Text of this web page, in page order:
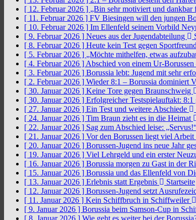
[ 12. Februar 2026 ] „Bin sehr motiviert und dankbar
[ 11. Februar 2026 ] FV Biesingen will den jungen
[ 10. Februar 2026 ] Im Ellenfeld seinem Vorbild
[ 9. Februar 2026 ] Neues aus der Jugendabteilung
[ 8. Februar 2026 ] Heute kein Test gegen
[ 5. Februar 2026 ] „Möchte mithelfen, etwas
[ 4. Februar 2026 ] Abschied von einem Ur-
[ 3. Februar 2026 ] Borussia lebt: Jugend mit sehr
[ 2. Februar 2026 ] Wieder 8:1 – Borussia dominiert
[ 30. Januar 2026 ] Keine Tore gegen Braunschweig
[ 30. Januar 2026 ] Erfolgreicher Testspielauftakt: 8:1
[ 27. Januar 2026 ] Ein Test und weitere Abschiede
[ 24. Januar 2026 ] Tim Braun zieht es in die Heimat
[ 22. Januar 2026 ] Sag zum Abschied leise:
[ 21. Januar 2026 ] Vor den Borussen liegt viel Arbeit
[ 20. Januar 2026 ] Borussen-Jugend ins neue Jahr
[ 19. Januar 2026 ] Viel Lehrgeld und ein erster
[ 16. Januar 2026 ] Borussia morgen zu Gast in der
[ 15. Januar 2026 ] Borussia und das Ellenfeld von
[ 13. Januar 2026 ] Erlebnis statt Ergebnis
Startseite
[ 12. Januar 2026 ] Borussen-Jugend setzt
[ 11. Januar 2026 ] Kein Schiffbruch in Schiffweiler
[ 9. Januar 2026 ] Borussia beim Samson-Cup in
[ 8. Januar 2026 ] Wie geht es weiter bei der